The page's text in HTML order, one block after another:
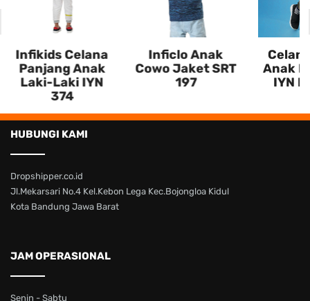
Infikids Celana
Panjang Anak
Laki-Laki IYN
374
Inficlo Anak
Cowo Jaket SRT
197
Anak
IYN
HUBUNGI KAMI
Dropshipper.co.id
Jl.Mekarsari No.4 Kel.Kebon Lega Kec.Bojongloa Kidul
Kota Bandung Jawa Barat
JAM OPERASIONAL
Senin - Sabtu